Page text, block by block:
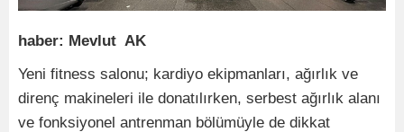
haber: Mevlut AK
Yeni fitness salonu; kardiyo ekipmanları, ağırlık ve
direnç makineleri ile donatılırken, serbest ağırlık alanı
ve fonksiyonel antrenman bölümüyle de dikkat